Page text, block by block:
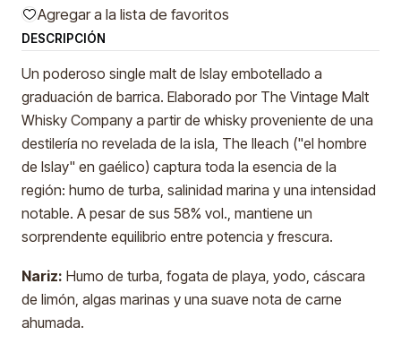
Agregar a la lista de favoritos
DESCRIPCIÓN
Un poderoso single malt de Islay embotellado a
graduación de barrica. Elaborado por The Vintage Malt
Whisky Company a partir de whisky proveniente de una
destilería no revelada de la isla, The Ileach ("el hombre
de Islay" en gaélico) captura toda la esencia de la
región: humo de turba, salinidad marina y una intensidad
notable. A pesar de sus 58% vol., mantiene un
sorprendente equilibrio entre potencia y frescura.
Nariz: Humo de turba, fogata de playa, yodo, cáscara
de limón, algas marinas y una suave nota de carne
ahumada.